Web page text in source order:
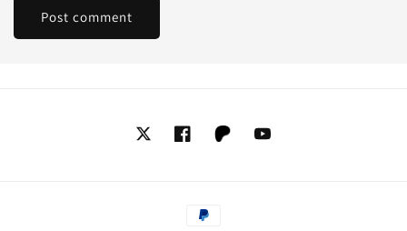
TwitterFacebookTumblrYouTube
Payment